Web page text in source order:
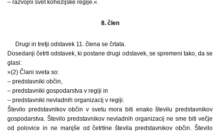
– razvojni svet kohezijske regije.«.
8. člen
Drugi in tretji odstavek 11. člena se črtata.
Dosedanji četrti odstavek, ki postane drugi odstavek, se spremeni tako, da se
glasi:
»(2) Člani sveta so:
– predstavniki občin,
– predstavniki gospodarstva v regiji in
– predstavniki nevladnih organizacij v regiji.
Število predstavnikov občin v svetu mora biti enako številu predstavnikov
gospodarstva. Število predstavnikov nevladnih organizacij ne sme biti večje
od polovice in ne manjše od četrtine števila predstavnikov občin. Število